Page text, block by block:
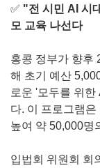
✅ "전 시민 AI 시
모 교육 나선다
홍콩 정부가 향후
해 초기 예산
로운 '모두를 위
다. 이 프로그램
높여 약 50,000명
입법회 위원회 회